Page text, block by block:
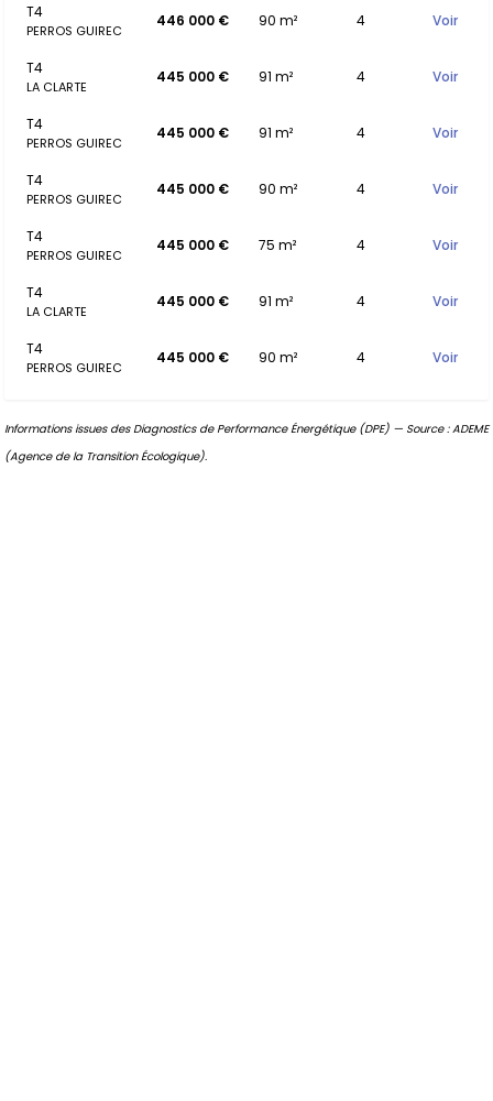
T4
PERROS GUIREC
446 000 € 90 m² 4 Voir
T4
LA CLARTE
445 000 € 91 m² 4 Voir
T4
PERROS GUIREC
445 000 € 91 m² 4 Voir
T4
PERROS GUIREC
445 000 € 90 m² 4 Voir
T4
PERROS GUIREC
445 000 € 75 m² 4 Voir
T4
LA CLARTE
445 000 € 91 m² 4 Voir
T4
PERROS GUIREC
445 000 € 90 m² 4 Voir
Informations issues des Diagnostics de Performance Énergétique (DPE) — Source : ADEME
(Agence de la Transition Écologique).